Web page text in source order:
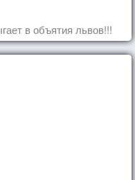
в объятия львов!!!